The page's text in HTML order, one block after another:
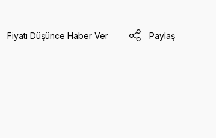
Fiyatı Düşünce Haber Ver Paylaş